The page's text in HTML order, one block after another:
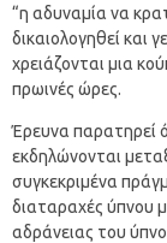
“η αδυναμία να
δικαιολογηθεί και
χρειάζονται μια
πρωινές ώρες.
Έρευνα παρατηρεί
εκδηλώνονται
συγκεκριμένα
διαταραχές ύπνου
αδράνειας του